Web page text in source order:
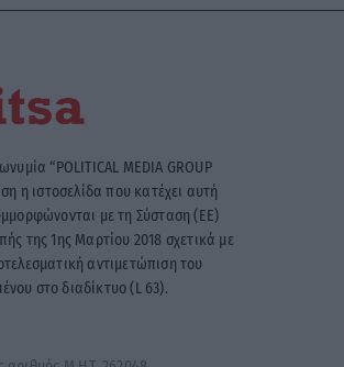
“POLITICAL MEDIA GROUP
η ιστοσελίδα που κατέχει αυτή
με τη Σύσταση (ΕΕ)
της 1ης Μαρτίου 2018 σχετικά με
αντιμετώπιση του
στο διαδίκτυο (L 63).